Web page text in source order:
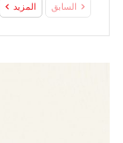
السابق المزيد